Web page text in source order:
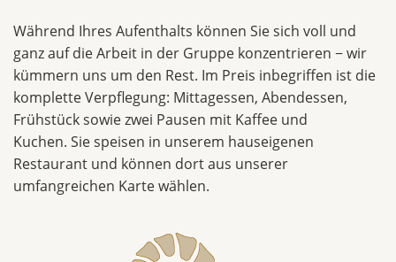
Während Ihres Aufenthalts können Sie sich voll und
ganz auf die Arbeit in der Gruppe konzentrieren − wir
kümmern uns um den Rest. Im Preis inbegriffen ist die
komplette Verpflegung: Mittagessen, Abendessen,
Frühstück sowie zwei Pausen mit Kaffee und
Kuchen. Sie speisen in unserem hauseigenen
Restaurant und können dort aus unserer
umfangreichen Karte wählen.